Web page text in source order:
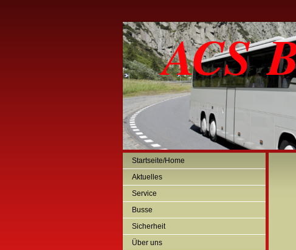
ACS
Startseite/Home
Aktuelles
Service
Busse
Sicherheit
Über uns